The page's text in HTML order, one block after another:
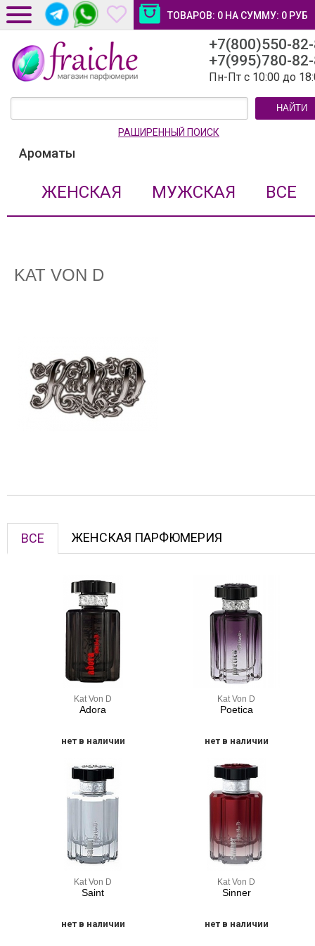
ТОВАРОВ: 0 НА СУММУ: 0 РУБ
ДОСТАВКА И ОПЛАТА
НОВОСТИ И СТАТЬИ
+7(800)550-
+7(995)780-
Пн-Пт с 10:00 до
НАЙТИ
РАШИРЕННЫЙ ПОИСК
Ароматы
ЖЕНСКАЯ МУЖСКАЯ ВСЕ
KAT VON D
ВСЕ ЖЕНСКАЯ ПАРФЮМЕРИЯ
Kat Von D
Adora
нет в наличии
Kat Von D
Poetica
нет в наличии
Kat Von D
Saint
нет в наличии
Kat Von D
Sinner
нет в наличии